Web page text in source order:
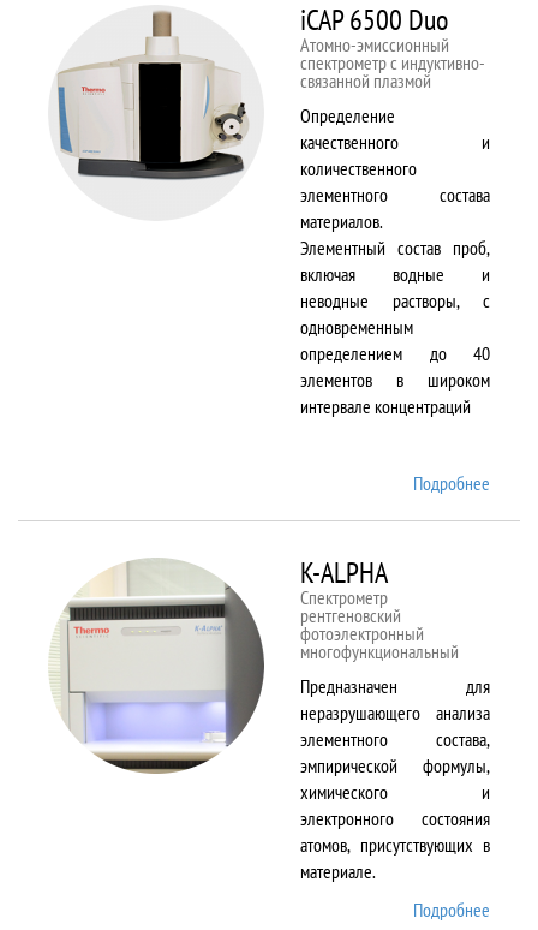
iCAP 6500 Duo
Атомно-эмиссионный
спектрометр с индуктивно-
связанной плазмой
Определение
качественного и
количественного
элементного состава
материалов.
Элементный состав проб,
включая водные и
неводные растворы, с
одновременным
определением до 40
элементов в широком
интервале концентраций
Подробнее
K-ALPHA
Спектрометр
рентгеновский
фотоэлектронный
многофункциональный
Предназначен для
неразрушающего анализа
элементного состава,
эмпирической формулы,
химического и
электронного состояния
атомов, присутствующих в
материале.
Подробнее